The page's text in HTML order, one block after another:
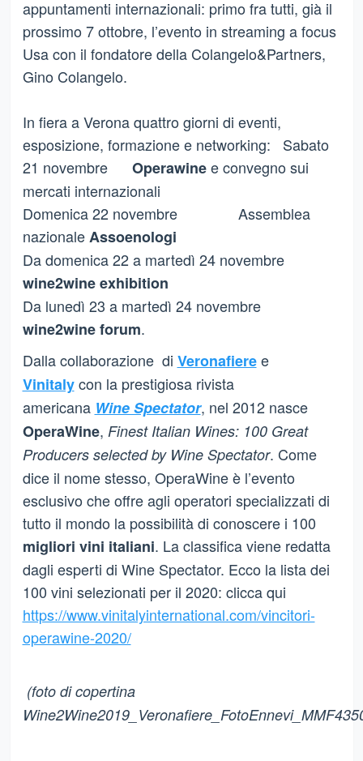
appuntamenti internazionali: primo fra tutti, già il
prossimo 7 ottobre, l’evento in streaming a focus
Usa con il fondatore della Colangelo&Partners,
Gino Colangelo.
In fiera a Verona quattro giorni di eventi,
esposizione, formazione e networking: Sabato
21 novembre Operawinee convegno sui
mercati internazionali
Domenica 22 novembre Assemblea
nazionaleAssoenologi
Da domenica 22 a martedì 24 novembre
wine2wine exhibition
Da lunedì 23 a martedì 24 novembre
wine2wine forum.
Dalla collaborazione di Veronafieree
Vinitalycon la prestigiosa rivista
americana Wine Spectator, nel 2012 nasce
OperaWine, Finest Italian Wines: 100 Great
Producers selected by Wine Spectator. Come
dice il nome stesso, OperaWine è l’evento
esclusivo che offre agli operatori specializzati di
tutto il mondo la possibilità di conoscere i 100
migliori vini italiani. La classifica viene redatta
dagli esperti di Wine Spectator. Ecco la lista dei
100 vini selezionati per il 2020: clicca qui
https://www.vinitalyinternational.com/vincitori-
operawine-2020/
(foto di copertina